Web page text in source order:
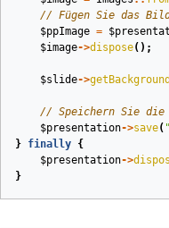
// Fügen Sie das
$ppImage =
$image->dispose();
$slide->getBackground
// Speichern Sie die
$presentation->save(
} finally {
$presentation->
}